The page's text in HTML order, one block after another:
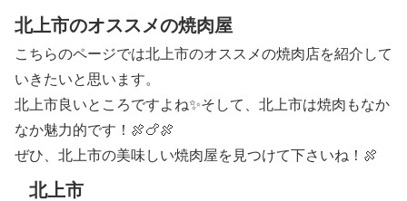
北上市のオススメの焼肉屋
こちらのページでは北上市のオススメの焼肉店を紹介して
いきたいと思います。
北上市良いところですよね✨そして、北上市は焼肉もなか
なか魅力的です！🍖🍗🍖
ぜひ、北上市の美味しい焼肉屋を見つけて下さいね！🍖
北上市